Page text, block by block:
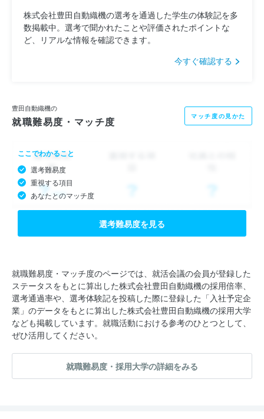
株式会社豊田自動織機の選考を通過した学生の体験記を多
数掲載中。選考で聞かれたことや評価されたポイントな
ど、リアルな情報を確認できます。
今すぐ確認する
豊田自動織機の
就職難易度・マッチ度 マッチ度の見かた
ここでわかること
選考難易度
重視する項目
あなたとのマッチ度
選考難易度を見る
就職難易度・マッチ度のページでは、就活会議の会員が登録した
ステータスをもとに算出した株式会社豊田自動織機の採用倍率、
選考通過率や、選考体験記を投稿した際に登録した「入社予定企
業」のデータをもとに算出した株式会社豊田自動織機の採用大学
なども掲載しています。就職活動における参考のひとつとして、
ぜひ活用してください。
就職難易度・採用大学の詳細をみる